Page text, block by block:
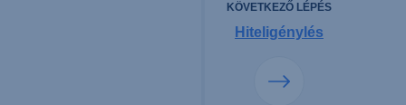
KÖVETKEZŐ LÉPÉS
Hiteligénylés